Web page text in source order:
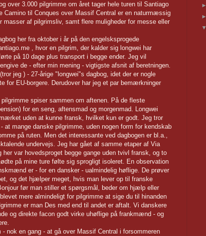
over 3.000 pilgrimme om året tager hele turen til Santiago
Camino til Conques over Massif Central er en naturmæssig
masser af pilgrimsliv, samt flere muligheder for messe eller
her fra oktober i år på den engelsksprogede
, hvor en pilgrim, der kalder sig longwei har
på 10 dage plus transport i begge ender. Jeg vil
de - efter min mening - vigtigste afsnit af beretningen.
jeg ) - 27-årige "longwei"s dagbog, idet der er nogle
for EU-borgere. Derudover har jeg et par bemærkninger
spiser sammen om aftenen. På de fleste
for en seng, aftensmad og morgenmad. Longwei
uden at kunne fransk, hvilket kun er godt. Jeg tror
at mange danske pilgrimme, uden nogen form for kendskab
på ruten. Men det interessante ved dagbogen er bl.a.,
undervejs. Jeg har gået af samme etaper af Via
her var hovedsproget begge gange uden tvivl fransk, og to
på mine ture følte sig sprogligt isoleret. En observation
er - for en dansker - ualmindelig høflige. De prøver
og det hjælper meget, hvis man lever op til franske
før man stiller et spørgsmål, beder om hjælp eller
mere almindeligt for pilgrimme at sige du til hinanden
er man Des med end til andet er aftalt. Vi danskere
og direkte facon godt virke uhøflige på frankmænd - og
- nok en gang - at gå over Massif Central i forsommeren
►
►
▼